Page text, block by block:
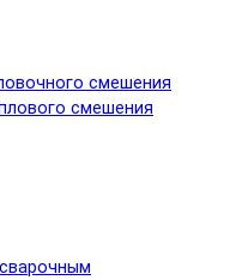
смешения
смешения